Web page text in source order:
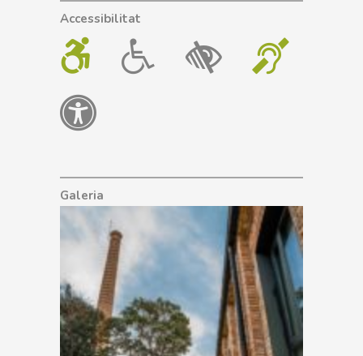
Accessibilitat
Galeria